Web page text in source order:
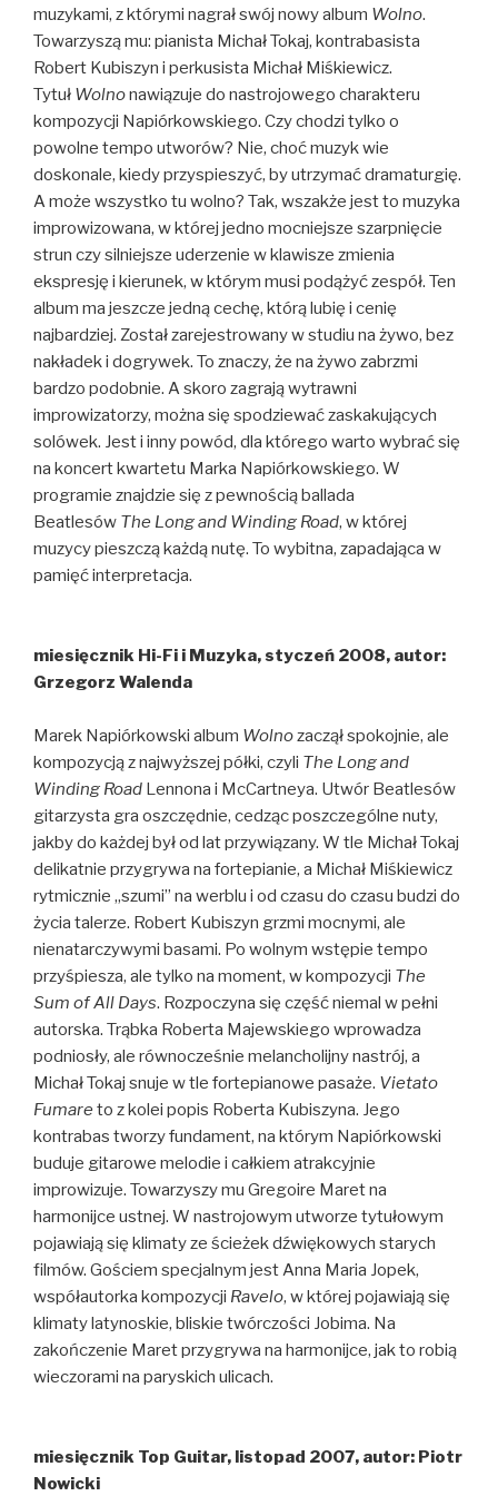
muzykami, z którymi nagrał swój nowy album Wolno.
Towarzyszą mu: pianista Michał Tokaj, kontrabasista
Robert Kubiszyn i perkusista Michał Miśkiewicz.
Tytuł Wolnonawiązuje do nastrojowego charakteru
kompozycji Napiórkowskiego. Czy chodzi tylko o
powolne tempo utworów? Nie, choć muzyk wie
doskonale, kiedy przyspieszyć, by utrzymać dramaturgię.
A może wszystko tu wolno? Tak, wszakże jest to muzyka
improwizowana, w której jedno mocniejsze szarpnięcie
strun czy silniejsze uderzenie w klawisze zmienia
ekspresję i kierunek, w którym musi podążyć zespół. Ten
album ma jeszcze jedną cechę, którą lubię i cenię
najbardziej. Został zarejestrowany w studiu na żywo, bez
nakładek i dogrywek. To znaczy, że na żywo zabrzmi
bardzo podobnie. A skoro zagrają wytrawni
improwizatorzy, można się spodziewać zaskakujących
solówek. Jest i inny powód, dla którego warto wybrać się
na koncert kwartetu Marka Napiórkowskiego. W
programie znajdzie się z pewnością ballada
Beatlesów The Long and Winding Road, w której
muzycy pieszczą każdą nutę. To wybitna, zapadająca w
pamięć interpretacja.
miesięcznik Hi-Fi i Muzyka, styczeń 2008, autor:
Grzegorz Walenda
Marek Napiórkowski album Wolnozaczął spokojnie, ale
kompozycją z najwyższej półki, czyli The Long and
Winding Road Lennona i McCartneya. Utwór Beatlesów
gitarzysta gra oszczędnie, cedząc poszczególne nuty,
jakby do każdej był od lat przywiązany. W tle Michał Tokaj
delikatnie przygrywa na fortepianie, a Michał Miśkiewicz
rytmicznie „szumi” na werblu i od czasu do czasu budzi do
życia talerze. Robert Kubiszyn grzmi mocnymi, ale
nienatarczywymi basami. Po wolnym wstępie tempo
przyśpiesza, ale tylko na moment, w kompozycji The
Sum of All Days. Rozpoczyna się część niemal w pełni
autorska. Trąbka Roberta Majewskiego wprowadza
podniosły, ale równocześnie melancholijny nastrój, a
Michał Tokaj snuje w tle fortepianowe pasaże. Vietato
Fumare to z kolei popis Roberta Kubiszyna. Jego
kontrabas tworzy fundament, na którym Napiórkowski
buduje gitarowe melodie i całkiem atrakcyjnie
improwizuje. Towarzyszy mu Gregoire Maret na
harmonijce ustnej. W nastrojowym utworze tytułowym
pojawiają się klimaty ze ścieżek dźwiękowych starych
filmów. Gościem specjalnym jest Anna Maria Jopek,
współautorka kompozycji Ravelo, w której pojawiają się
klimaty latynoskie, bliskie twórczości Jobima. Na
zakończenie Maret przygrywa na harmonijce, jak to robią
wieczorami na paryskich ulicach.
miesięcznik Top Guitar, listopad 2007, autor: Piotr
Nowicki